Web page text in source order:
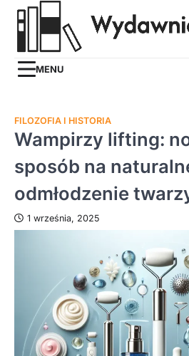
Skip
MENU
FILOZOFIA I HISTORIA
Wampirzy lifting:
sposób na
odmłodzenie
1 września, 2025